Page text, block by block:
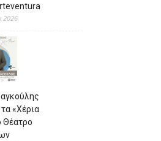
2026
«Χέρια
Θέατρο